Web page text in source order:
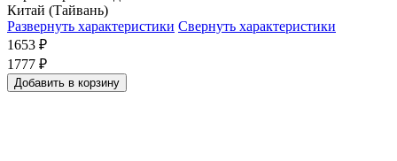
Китай (Тайвань)
Развернуть характеристики Свернуть характеристики
1653 ₽
1777 ₽
Добавить в корзину